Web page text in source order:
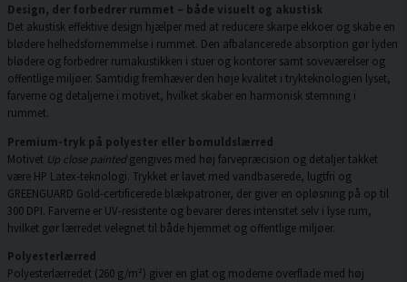
Design, der forbedrer rummet – både visuelt og akustisk
Det akustisk effektive design hjælper med at reducere skarpe ekkoer og skabe en
blødere helhedsfornemmelse i rummet. Den afbalancerede absorption gør lyden
blødere og forbedrer rumakustikken i stuer og kontorer samt soveværelser og
offentlige miljøer. Samtidig fremhæver den høje kvalitet i trykteknologien lyset,
farverne og detaljerne i motivet, hvilket skaber en harmonisk stemning i
rummet.
Premium-tryk på polyester eller bomuldslærred
Motivet Up close paintedgengives med høj farvepræcision og detaljer takket
være HP Latex-teknologi. Trykket er lavet med vandbaserede, lugtfri og
GREENGUARD Gold-certificerede blækpatroner, der giver en opløsning på op til
300 DPI. Farverne er UV-resistente og bevarer deres intensitet selv i lyse rum,
hvilket gør lærredet velegnet til både hjemmet og offentlige miljøer.
Polyesterlærred
Polyesterlærredet (260 g/m²) giver en glat og moderne overflade med høj